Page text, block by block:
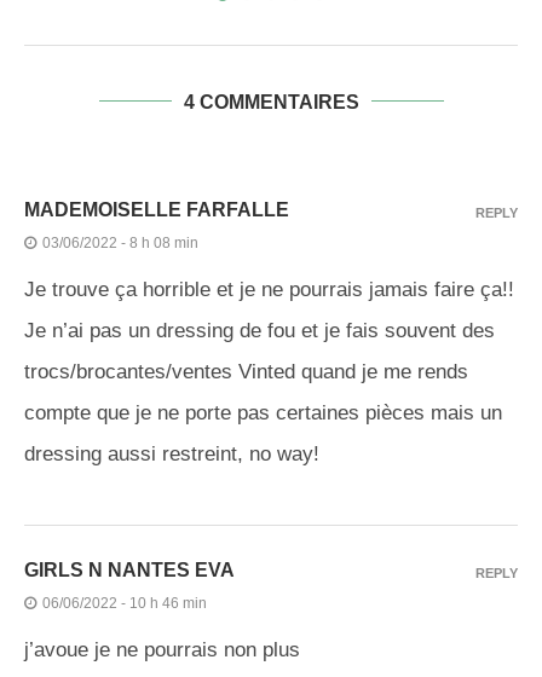
4 COMMENTAIRES
MADEMOISELLE FARFALLE
03/06/2022 - 8 h 08 min
Je trouve ça horrible et je ne pourrais jamais faire ça!!
Je n’ai pas un dressing de fou et je fais souvent des
trocs/brocantes/ventes Vinted quand je me rends
compte que je ne porte pas certaines pièces mais un
dressing aussi restreint, no way!
REPLY
GIRLS N NANTES EVA
06/06/2022 - 10 h 46 min
j’avoue je ne pourrais non plus
REPLY